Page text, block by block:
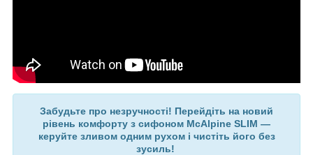
Забудьте про незручності! Перейдіть на новий
рівень комфорту з сифоном McAlpine SLIM —
керуйте зливом одним рухом і чистіть його без
зусиль!